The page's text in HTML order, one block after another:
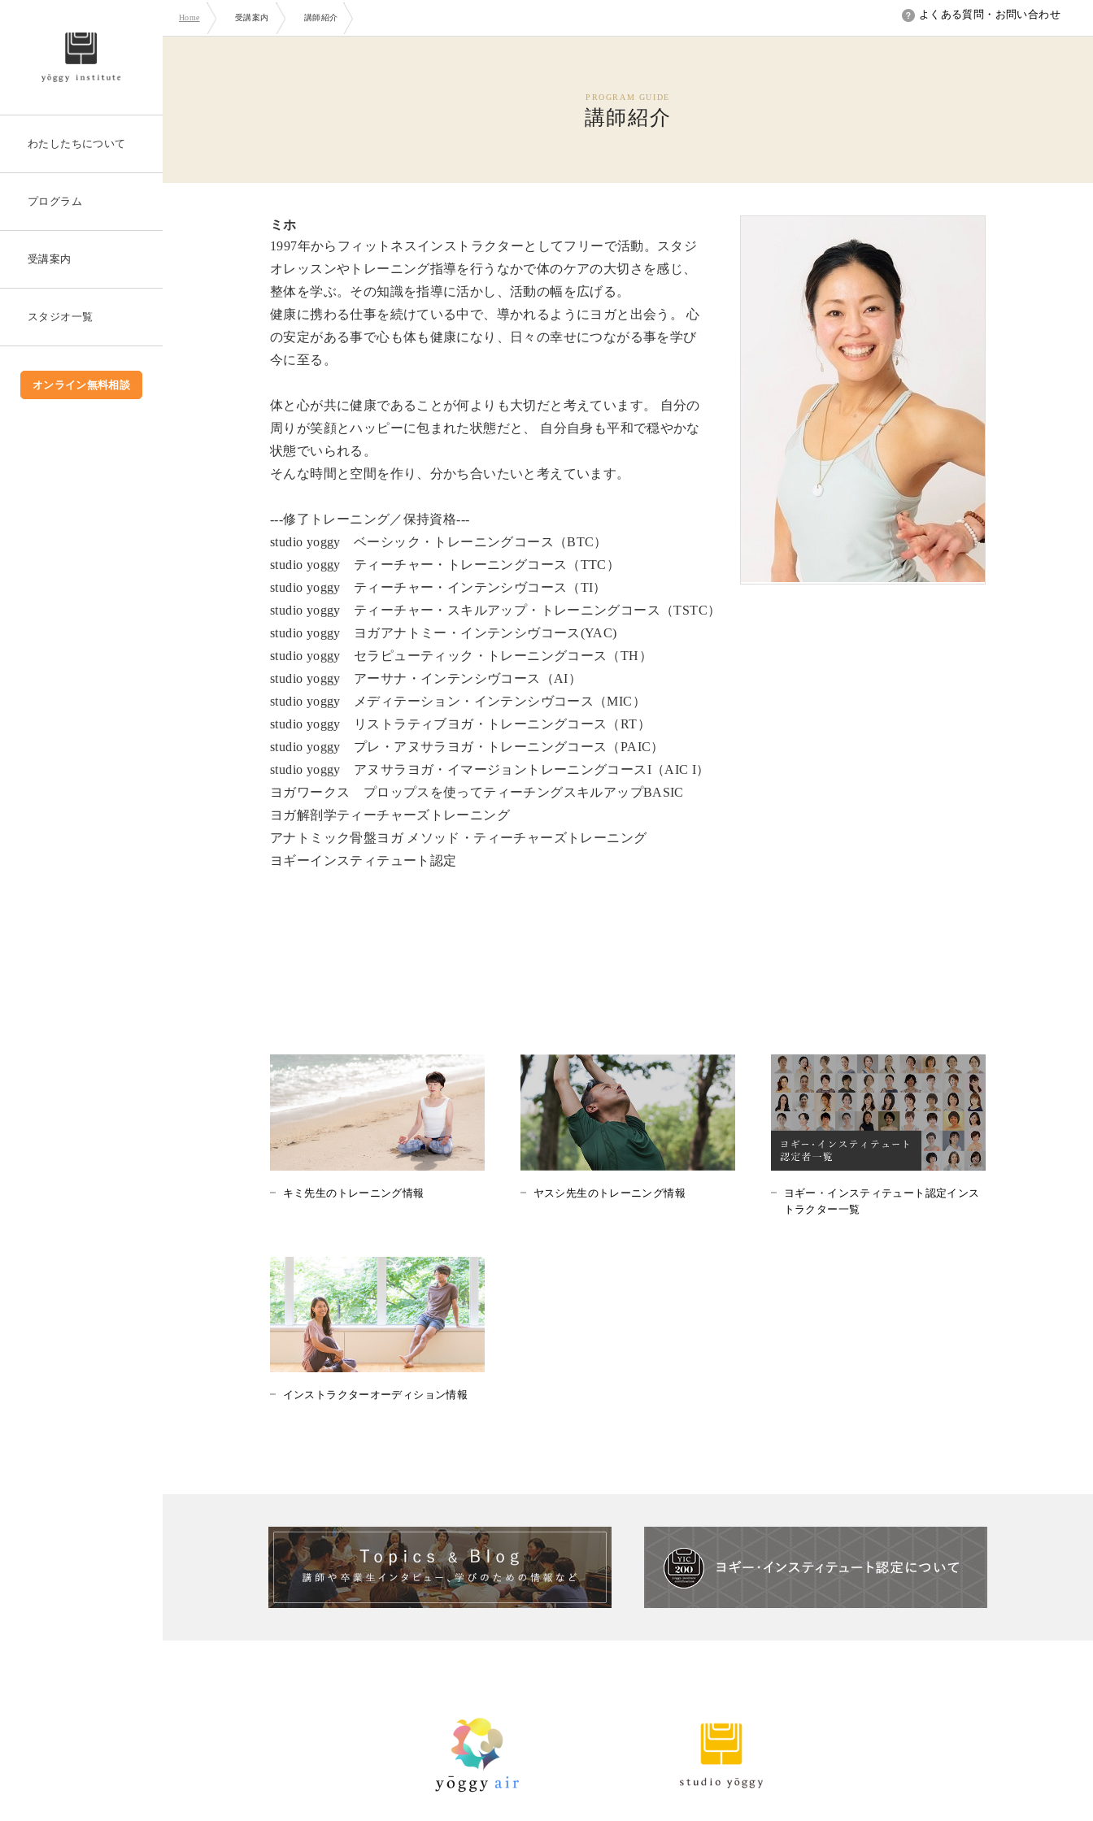
わたしたちについて
プログラム
受講案内
スタジオ一覧
オンライン無料相談
Home 受講案内 講師紹介 よくある質問・お問い合わせ
講師紹介
ミホ
1997年からフィットネスインストラクターとしてフリーで活動。スタジ
オレッスンやトレーニング指導を行うなかで体のケアの大切さを感じ、
整体を学ぶ。その知識を指導に活かし、活動の幅を広げる。
健康に携わる仕事を続けている中で、導かれるようにヨガと出会う。 心
の安定がある事で心も体も健康になり、日々の幸せにつながる事を学び
今に至る。
体と心が共に健康であることが何よりも大切だと考えています。 自分の
周りが笑顔とハッピーに包まれた状態だと、 自分自身も平和で穏やかな
状態でいられる。
そんな時間と空間を作り、分かち合いたいと考えています。
---修了トレーニング／保持資格---
studio yoggy ベーシック・トレーニングコース（BTC）
studio yoggy ティーチャー・トレーニングコース（TTC）
studio yoggy ティーチャー・インテンシヴコース（TI）
studio yoggy ティーチャー・スキルアップ・トレーニングコース（TSTC）
studio yoggy ヨガアナトミー・インテンシヴコース(YAC)
studio yoggy セラピューティック・トレーニングコース（TH）
studio yoggy アーサナ・インテンシヴコース（AI）
studio yoggy メディテーション・インテンシヴコース（MIC）
studio yoggy リストラティブヨガ・トレーニングコース（RT）
studio yoggy プレ・アヌサラヨガ・トレーニングコース（PAIC）
studio yoggy アヌサラヨガ・イマージョントレーニングコースI（AIC I）
ヨガワークス プロップスを使ってティーチングスキルアップBASIC
ヨガ解剖学ティーチャーズトレーニング
アナトミック骨盤ヨガ メソッド・ティーチャーズトレーニング
ヨギーインスティテュート認定
キミ先生のトレーニング情報 ヤスシ先生のトレーニング情報
ヨギー・インスティテュート認定インス
トラクター一覧
インストラクターオーディション情報